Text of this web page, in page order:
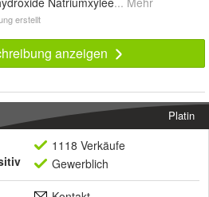
erstellt
anzeigen
Platin
1118 Verkäufe
Gewerblich